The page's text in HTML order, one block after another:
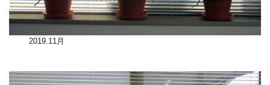
2019.11月